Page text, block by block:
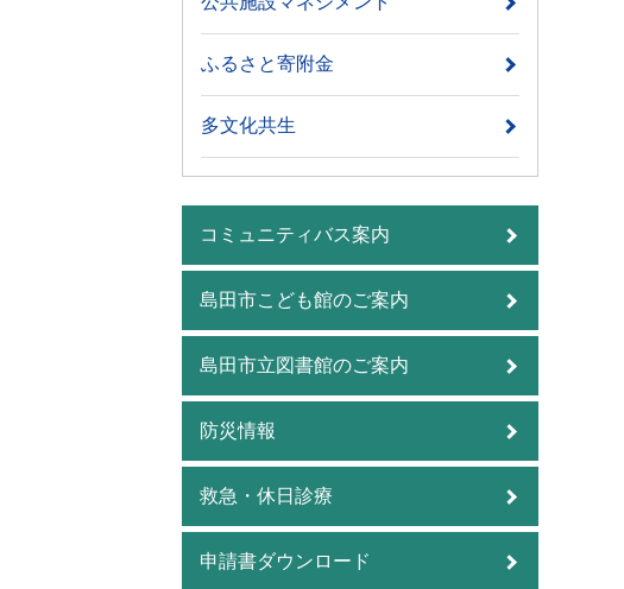
ふるさと寄附金
多文化共生
コミュニティバス案内
島田市こども館のご案内
島田市立図書館のご案内
防災情報
救急・休日診療
申請書ダウンロード